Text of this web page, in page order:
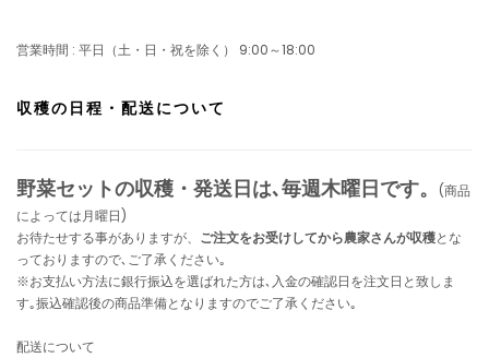
営業時間 : 平日（土・日・祝を除く） 9:00～18:00
収穫の日程・配送について
野菜セットの収穫・発送日は､毎週木曜日です。
(商品
によっては月曜日)
お待たせする事がありますが、 ご注文をお受けしてから農家さんが収穫とな
っておりますので､ご了承ください｡
※お支払い方法に銀行振込を選ばれた方は､入金の確認日を注文日と致しま
す｡振込確認後の商品準備となりますのでご了承ください｡
配送について